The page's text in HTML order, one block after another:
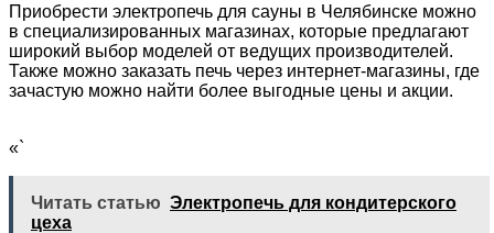
Приобрести электропечь для сауны в Челябинске можно
в специализированных магазинах, которые предлагают
широкий выбор моделей от ведущих производителей.
Также можно заказать печь через интернет-магазины, где
зачастую можно найти более выгодные цены и акции.
«`
Читать статью Электропечь для кондитерского
цеха